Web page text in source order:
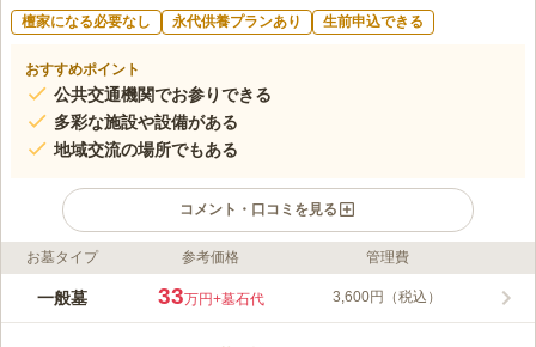
檀家になる必要なし 永代供養プランあり 生前申込できる
おすすめポイント
公共交通機関でお参りできる
多彩な施設や設備がある
地域交流の場所でもある
コメント・口コミを見る
ライフドット編集部のコメント
6体のお地蔵様が訪れる人を見守る温かい霊園です。公益財団法
お墓タイプ 参考価格 管理費
一般墓 33万円+墓石代 3,600円（税込）